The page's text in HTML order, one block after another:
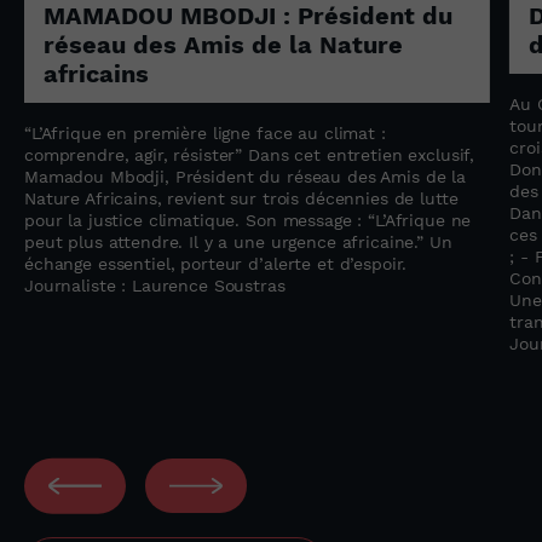
MAMADOU MBODJI : Président du
réseau des Amis de la Nature
africains
“L’Afrique en première ligne face au climat :
comprendre, agir, résister” Dans cet entretien exclusif,
Mamadou Mbodji, Président du réseau des Amis de la
Nature Africains, revient sur trois décennies de lutte
pour la justice climatique. Son message : “L’Afrique ne
peut plus attendre. Il y a une urgence africaine.” Un
échange essentiel, porteur d’alerte et d’espoir.
Journaliste : Laurence Soustras
Au
; -